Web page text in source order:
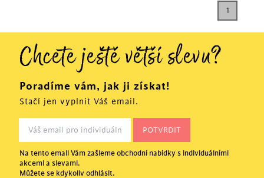
1
Chcete ještě větší slevu?
Poradíme vám, jak ji získat!
Stačí jen vyplnit Váš email.
Na tento email Vám zašleme obchodní nabídky s individuálními
akcemi a slevami.
Můžete se kdykoliv odhlásit.